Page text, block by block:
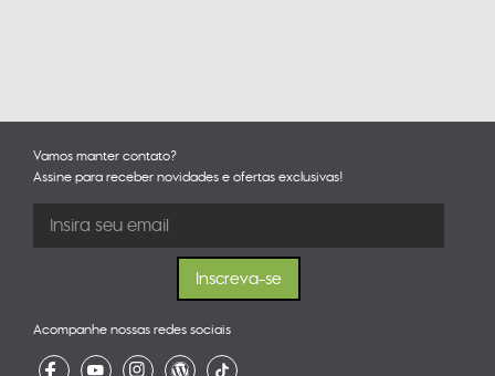
Vamos manter contato?
Assine para receber novidades e ofertas exclusivas!
Acompanhe nossas redes sociais